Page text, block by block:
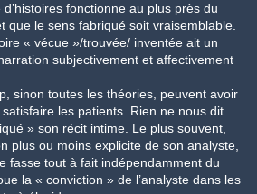
fonctionne au plus près du
que le sens fabriqué soit vraisemblable.
« vécue »/trouvée/ inventée ait un
subjectivement et affectivement
sinon toutes les théories, peuvent avoir
les patients. Rien ne nous dit
» son récit intime. Le plus souvent,
plus ou moins explicite de son analyste,
fasse tout à fait indépendamment du
la « conviction » de l’analyste dans les